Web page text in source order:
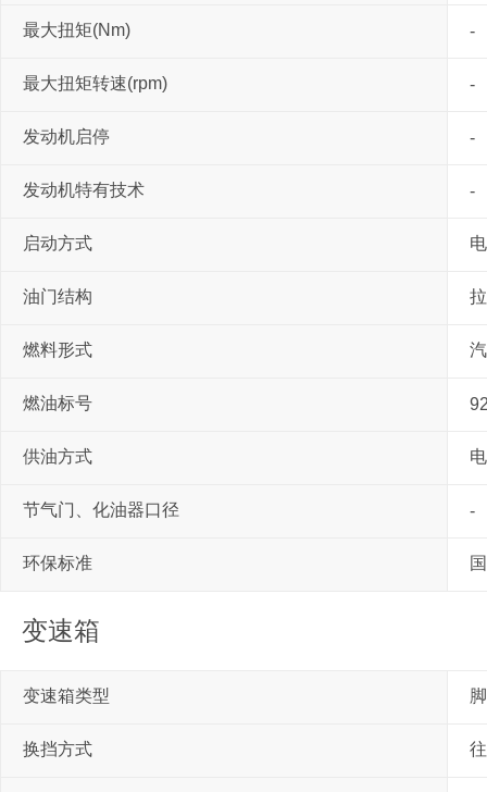
最大扭矩(Nm) -
最大扭矩转速(rpm) -
发动机启停 -
发动机特有技术 -
启动方式
油门结构
燃料形式
燃油标号
供油方式
节气门、化油器口径 -
环保标准
变速箱
变速箱类型
换挡方式